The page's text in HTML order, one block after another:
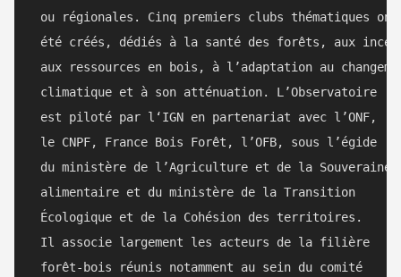
ou régionales. Cinq premiers clubs thématiques
été créés, dédiés à la santé des forêts, aux
aux ressources en bois, à l’adaptation au
climatique et à son atténuation. L’Observatoire
est piloté par l‘IGN en partenariat avec l’ONF,
le CNPF, France Bois Forêt, l’OFB, sous l’égide
du ministère de l’Agriculture et de la
alimentaire et du ministère de la Transition
Écologique et de la Cohésion des territoires.
Il associe largement les acteurs de la filière
forêt-bois réunis notamment au sein du comité